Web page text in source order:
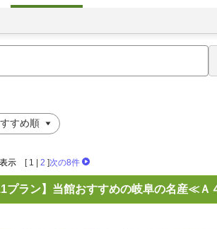
示 [ 1 2 ]次の8件
プラン】当館おすすめの岐阜の名産≪